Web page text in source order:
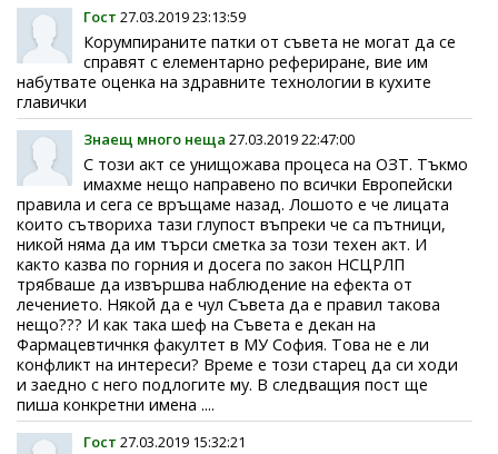
Гост 27.03.2019 23:13:59
Корумпираните патки от съвета не могат да се
справят с елементарно рефериране, вие им
набутвате оценка на здравните технологии в кухите
главички
Знаещ много неща 27.03.2019 22:47:00
С този акт се унищожава процеса на ОЗТ. Тъкмо
имахме нещо направено по всички Европейски
правила и сега се връщаме назад. Лошото е че лицата
които сътвориха тази глупост въпреки че са пътници,
никой няма да им търси сметка за този техен акт. И
както казва по горния и досега по закон НСЦРЛП
трябваше да извършва наблюдение на ефекта от
лечението. Някой да е чул Съвета да е правил такова
нещо??? И как така шеф на Съвета е декан на
Фармацевтичнкя факултет в МУ София. Това не е ли
конфликт на интереси? Време е този старец да си ходи
и заедно с него подлогите му. В следващия пост ще
пиша конкретни имена ....
Гост 27.03.2019 15:32:21